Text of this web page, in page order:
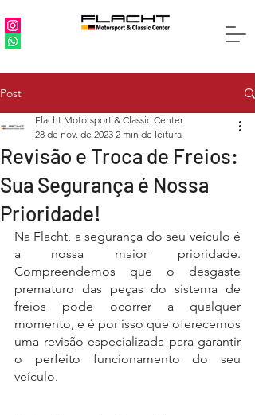
Post
Revisão e Troca de Freios:
Sua Segurança é Nossa
Prioridade!
Flacht Motorsport & Classic Center
28 de nov. de 2023 2 min de leitura
Na Flacht, a segurança do seu veículo é
a nossa maior prioridade.
Compreendemos que o desgaste
prematuro das peças do sistema de
freios pode ocorrer a qualquer
momento, e é por isso que oferecemos
uma revisão especializada para garantir
o perfeito funcionamento do seu
veículo.